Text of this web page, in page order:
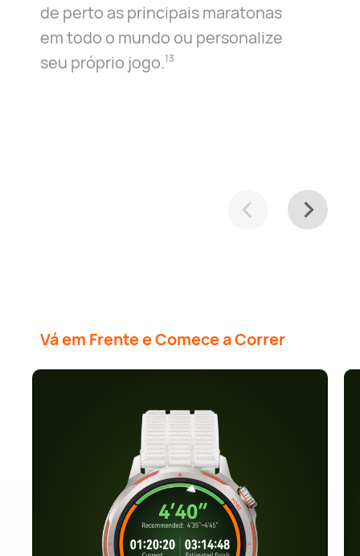
de perto as principais maratonas
em todo o mundo ou personalize
seu próprio jogo.⁠13
Vá em Frente e Comece a Correr